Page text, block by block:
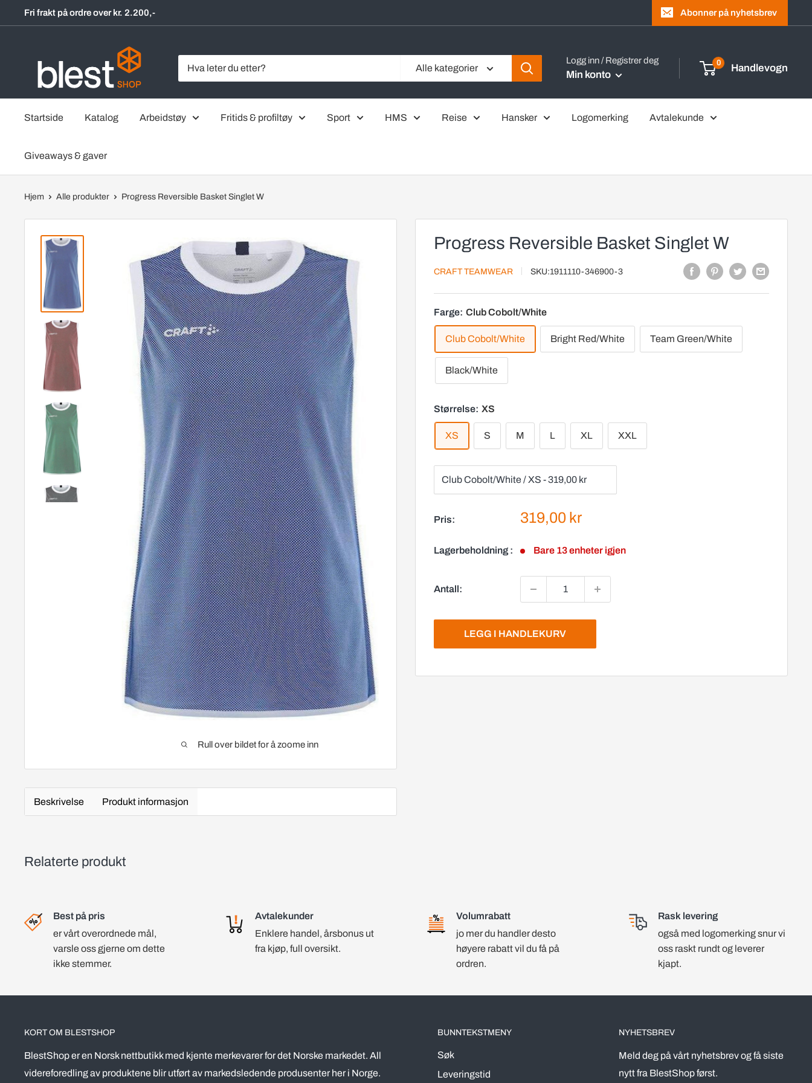
til
Fri frakt på ordre over kr. 2.200,- Abonner på nyhetsbrev
Alle kategorier
Logg inn / Registrer deg
Min konto
0 Handlevogn
Startside Katalog Arbeidstøy Fritids & profiltøy Sport HMS Reise Hansker Logomerking Avtalekunde
Giveaways & gaver
Hjem Alle produkter Progress Reversible Basket Singlet W
Rull over bildet for å zoome inn
Progress Reversible Basket Singlet W
CRAFT TEAMWEAR SKU:1911110-346900-3
Farge: Club Cobolt/White
Club Cobolt/White Bright Red/White Team Green/White
Black/White
Størrelse: XS
XS S M L XL XXL
Pris: Salgspris
319,00 kr
Lagerbeholdning : Bare 13 enheter igjen
Antall:
LEGG I HANDLEKURV
Beskrivelse Produkt informasjon
Relaterte produkt
Best på pris
er vårt overordnede mål,
varsle oss gjerne om dette
ikke stemmer.
Avtalekunder
Enklere handel, årsbonus ut
fra kjøp, full oversikt.
Volumrabatt
jo mer du handler desto
høyere rabatt vil du få på
ordren.
Rask levering
også med logomerking snur vi
oss raskt rundt og leverer
kjapt.
KORT OM BLESTSHOP
BlestShop er en Norsk nettbutikk med kjente merkevarer for det Norske markedet. All
videreforedling av produktene blir utført av markedsledende produsenter her i Norge.
BUNNTEKSTMENY
Søk
Leveringstid
NYHETSBREV
Meld deg på vårt nyhetsbrev og få siste
nytt fra BlestShop først.